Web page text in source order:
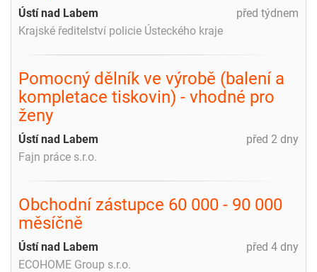
před týdnem
Ústí nad Labem
Krajské ředitelství policie Ústeckého kraje
Pomocný dělník ve výrobě (balení a
kompletace tiskovin) - vhodné pro
ženy
před 2 dny
Ústí nad Labem
Fajn práce s.r.o.
Obchodní zástupce 60 000 - 90 000
měsíčně
před 4 dny
Ústí nad Labem
ECOHOME Group s.r.o.